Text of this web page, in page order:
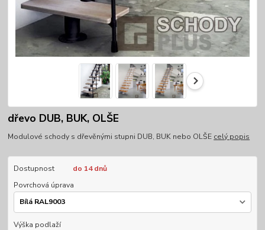
dřevo DUB, BUK, OLŠE
Modulové schody s dřevěnými stupni DUB, BUK nebo OLŠE celý popis
Dostupnost
do 14 dnů
Povrchová úprava
Výška podlaží